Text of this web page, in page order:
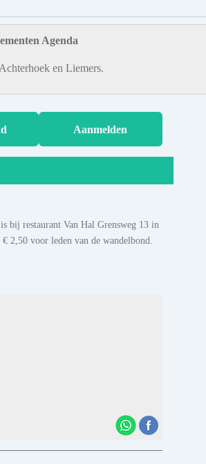
Agenda
en Liemers.
Aanmelden
bij restaurant Van Hal Grensweg 13 in
2,50 voor leden van de wandelbond.